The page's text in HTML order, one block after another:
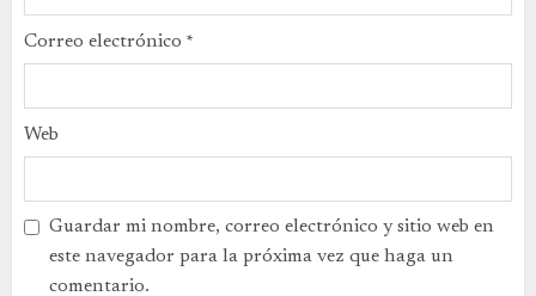
Correo electrónico *
Web
Guardar mi nombre, correo electrónico y sitio web en
este navegador para la próxima vez que haga un
comentario.